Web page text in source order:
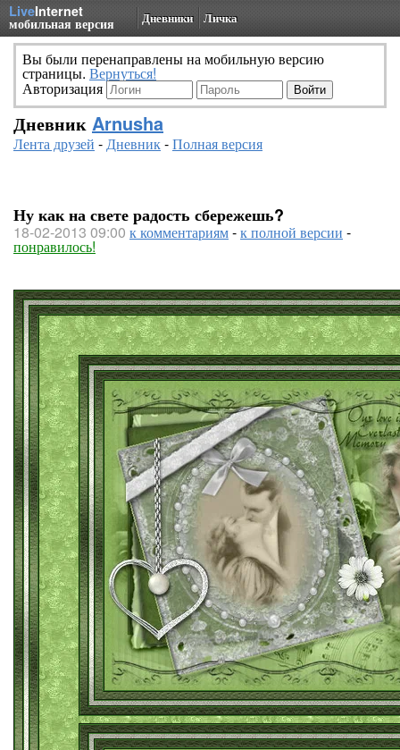
LiveInternet
мобильная версия Дневники Личка
Вы были перенаправлены на мобильную версию
страницы. Вернуться!
Авторизация
Дневник Arnusha
Лента друзей -Дневник-Полная версия
Ну как на свете радость сбережешь?
18-02-2013 09:00 к комментариям-к полной версии -
понравилось!